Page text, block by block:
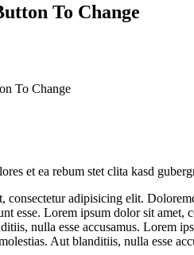
To Change
To Change
et ea rebum stet clita kasd
consectetur adipisicing elit.
esse. Lorem ipsum dolor sit
nulla esse accusamus. Lorem
Aut blanditiis, nulla esse